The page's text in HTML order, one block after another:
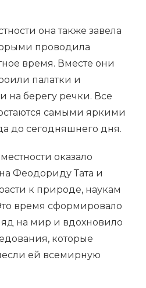
она также завела
проводила
время. Вместе они
палатки и
на берегу речки. Все
самыми яркими
до сегодняшнего дня.
оказало
Феодориду Тата и
к природе, наукам
время сформировало
на мир и вдохновило
которые
ей всемирную